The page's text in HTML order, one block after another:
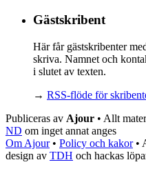
Gästskribent
Här får gästskribenter
skriva. Namnet och
i slutet av texten.
→ RSS-flöde för
Publiceras av Ajour • Allt
ND om inget annat anges
Om Ajour• Policy och kakor•
design av TDH och hackas